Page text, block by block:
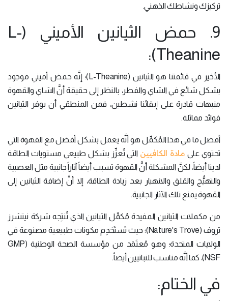
تركيزك ونشاطك الذهني.
9. حمض الثيانين الأميني (L-
Theanine):
الأخير في قائمتنا هو الثيانين (L-Theanine)؛ إنَّه حمض أميني موجود
بشكل شائع في الشاي والفطر، بالنظر إلى حقيقة أنَّ الشاي والقهوة
منبهات قادرة على إبقائنا نشطين، فمن المنطقي أن يوفر الثيانين
فوائد مماثلة.
أفضل ما في هذا المُكمِّل هو أنَّه يعمل بشكل أفضل مع القهوة التي
تحتوي على مادة الكافيين التي تُعزِّز بشكل طبيعي مستويات الطاقة
لدينا أيضاً، لكنَّ المشكلة أنَّ القهوة تسبب أيضاً آثاراً جانبية مثل العصبية
والتهيُّج والقلق والانهيار بعد زيادة الطاقة، إلا أنَّ إضافة الثيانين إلى
القهوة يمنع تلك الآثار الجانبية.
من مكملات الثيانين المفيدة مُكمِّل الثيانين الذي تُنتِجه شركة نيتشرز
تروف (Nature's Trove)؛ حيث تَستَخدِم مكونات طبيعية مصنوعة في
الولايات المتحدة؛ وهو مُعتَمَد من مؤسسة الصحة الوطنية (GMP
NSF)، كما أنَّه مناسب للنباتيين أيضاً.
في الختام: